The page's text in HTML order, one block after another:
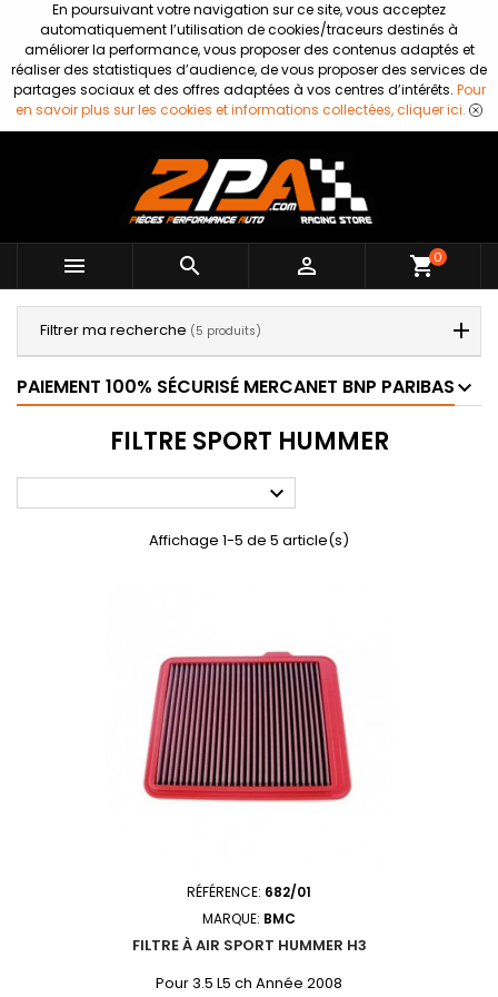
En poursuivant votre navigation sur ce site, vous acceptez
automatiquement l’utilisation de cookies/traceurs destinés à
améliorer la performance, vous proposer des contenus adaptés et
réaliser des statistiques d’audience, de vous proposer des services de
partages sociaux et des offres adaptées à vos centres d’intérêts. Pour
en savoir plus sur les cookies et informations collectées, cliquer ici.
   shopping_cart0
Filtrer ma recherche (5 produits)
PAIEMENT 100% SÉCURISÉ MERCANET BNP PARIBAS
FILTRE SPORT HUMMER

Affichage 1-5 de 5 article(s)
RÉFÉRENCE: 682/01
MARQUE: BMC
FILTRE À AIR SPORT HUMMER H3
Pour 3.5 L5 ch Année 2008